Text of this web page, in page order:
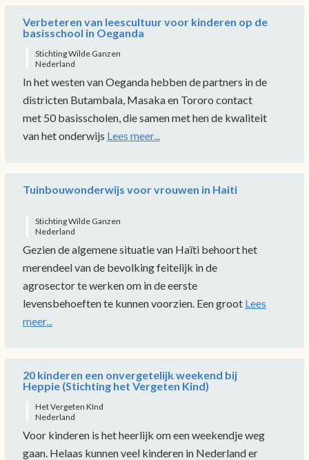
Verbeteren van leescultuur voor kinderen op de
basisschool in Oeganda
Stichting Wilde Ganzen
Nederland
In het westen van Oeganda hebben de partners in de
districten Butambala, Masaka en Tororo contact
met 50 basisscholen, die samen met hen de kwaliteit
van het onderwijs Lees meer...
Tuinbouwonderwijs voor vrouwen in Haiti
Stichting Wilde Ganzen
Nederland
Gezien de algemene situatie van Haïti behoort het
merendeel van de bevolking feitelijk in de
agrosector te werken om in de eerste
levensbehoeften te kunnen voorzien. Een groot Lees
meer...
20 kinderen een onvergetelijk weekend bij
Heppie (Stichting het Vergeten Kind)
Het Vergeten KInd
Nederland
Voor kinderen is het heerlijk om een weekendje weg
gaan. Helaas kunnen veel kinderen in Nederland er